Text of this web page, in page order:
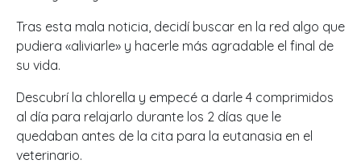
Tras esta mala noticia, decidí buscar en la red algo que
pudiera «aliviarle» y hacerle más agradable el final de
su vida.
Descubrí la chlorella y empecé a darle 4 comprimidos
al día para relajarlo durante los 2 días que le
quedaban antes de la cita para la eutanasia en el
veterinario.